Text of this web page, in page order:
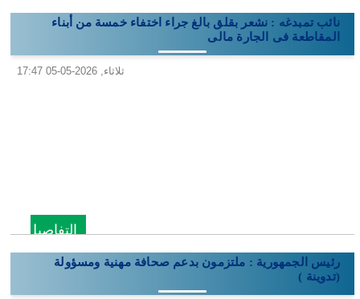
نائب تمبدغه : نشعر بقلق بالغ جراء اختفاء خمسة من أبناء
المقاطعة فى الجارة مالى
ثلاثاء, 2026-05-05 17:47
التفاصيل
رئيس الجمهورية : ملتزمون بدعم صحافة مهنية ومسؤولة
(تدوينة )